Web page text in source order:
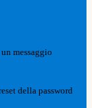
messaggio
della password